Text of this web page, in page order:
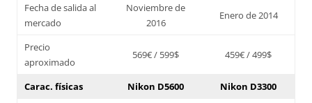
Fecha de salida al
mercado
Noviembre de
2016
Enero de 2014
Precio
aproximado
569€ / 599$ 459€ / 499$
Carac. físicas Nikon D5600
Nikon D3300